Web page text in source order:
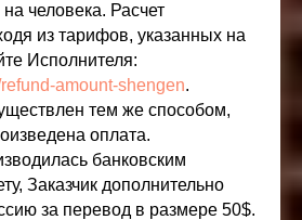
человека. Расчет
из тарифов, указанных на
Исполнителя:
amount-shengen.
тем же способом,
оплата.
банковским
Заказчик дополнительно
за перевод в размере 50$.